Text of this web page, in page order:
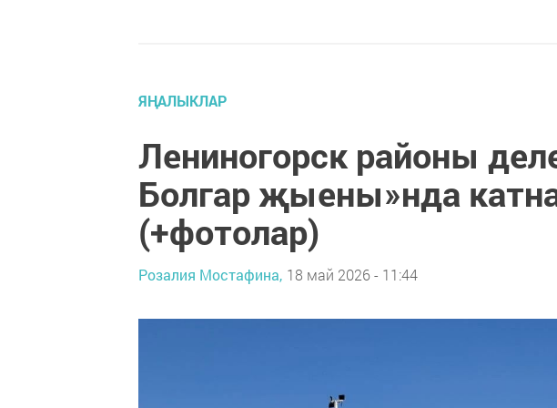
ЯҢАЛЫКЛАР
Лениногорск районы
Болгар җыены»нда
(+фотолар)
Розалия Мостафина, 18 май 2026 - 11:44